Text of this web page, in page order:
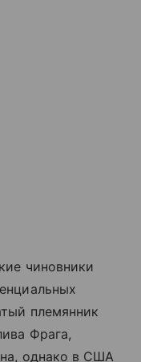
чиновники
племянник
Фрага,
однако в США